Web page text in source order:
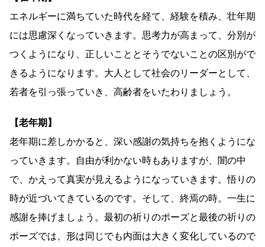
エネルギーに満ちていた時代を経て、経験を積み、壮年期
には思慮深くなっていきます。思考力が高まって、分別が
つくようになり、正しいこととそうでないことの区別がで
きるようになります。大人として社会のリーダーとして、
若者を引っ張っていき、高齢者をいたわりましょう。
【老年期】
老年期に差しかかると、深い感謝の気持ちを抱くようにな
っていきます。自由が利かない時もありますが、闇の中
で、かえって真実が見えるようになっていきます。悟りの
時が近づいてきているのです。そして、終焉の時。一生に
感謝を捧げましょう。最初の祈りのポーズと最後の祈りの
ポーズでは、形は同じでも内面は大きく変化しているので